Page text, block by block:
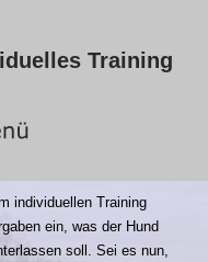
Training
individuellen Training
ein, was der Hund
soll. Sei es nun,